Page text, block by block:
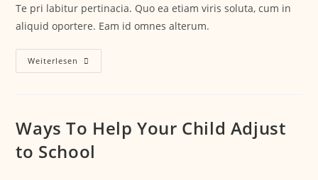
Te pri labitur pertinacia. Quo ea etiam viris soluta, cum in
aliquid oportere. Eam id omnes alterum.
Weiterlesen
Ways To Help Your Child Adjust
to School